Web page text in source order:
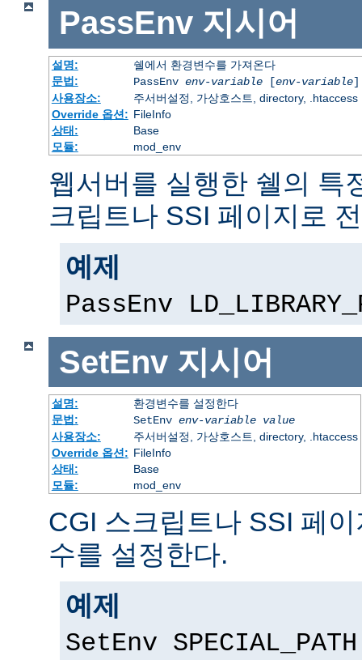
PassEnv 지시어
설명:
쉘에서 환경변수를 가져온다
문법:
PassEnv env-variable[env-variable]
사용장소:
주서버설정, 가상호스트, directory, .htaccess
Override 옵션: FileInfo
상태:
Base
모듈:
mod_env
웹서버를 실행한 쉘의 특
크립트나 SSI 페이지로
예제
PassEnv
SetEnv 지시어
설명:
환경변수를 설정한다
문법:
SetEnv env-variable value
사용장소:
주서버설정, 가상호스트, directory, .htaccess
Override 옵션: FileInfo
상태:
Base
모듈:
mod_env
CGI 스크립트나 SSI 페
수를 설정한다.
예제
SetEnv